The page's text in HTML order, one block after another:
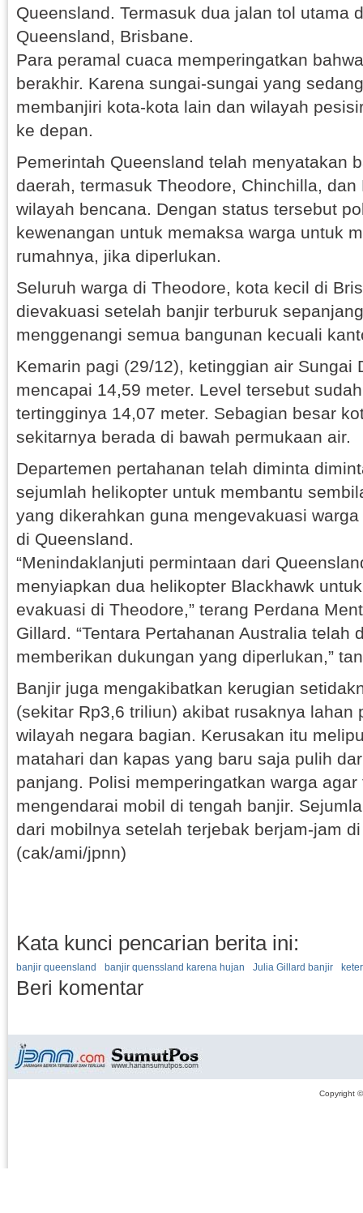
Queensland. Termasuk dua jalan tol utama
Queensland, Brisbane.
Para peramal cuaca memperingatkan
berakhir. Karena sungai-sungai yang
membanjiri kota-kota lain dan wilayah
ke depan.
Pemerintah Queensland telah menyatakan
daerah, termasuk Theodore, Chinchilla, dan
wilayah bencana. Dengan status tersebut
kewenangan untuk memaksa warga untuk
rumahnya, jika diperlukan.
Seluruh warga di Theodore, kota kecil di
dievakuasi setelah banjir terburuk
menggenangi semua bangunan kecuali
Kemarin pagi (29/12), ketinggian air Sungai
mencapai 14,59 meter. Level tersebut
tertingginya 14,07 meter. Sebagian besar
sekitarnya berada di bawah permukaan air.
Departemen pertahanan telah diminta
sejumlah helikopter untuk membantu
yang dikerahkan guna mengevakuasi
di Queensland.
“Menindaklanjuti permintaan dari
menyiapkan dua helikopter Blackhawk
evakuasi di Theodore,” terang Perdana
Gillard. “Tentara Pertahanan Australia telah
memberikan dukungan yang diperlukan,”
Banjir juga mengakibatkan kerugian
(sekitar Rp3,6 triliun) akibat rusaknya lahan
wilayah negara bagian. Kerusakan itu
matahari dan kapas yang baru saja pulih
panjang. Polisi memperingatkan warga
mengendarai mobil di tengah banjir.
dari mobilnya setelah terjebak berjam-jam
(cak/ami/jpnn)
Kata kunci pencarian berita ini:
banjir queensland banjir quenssland karena hujan Julia Gillard banjir
Beri komentar
Copyright